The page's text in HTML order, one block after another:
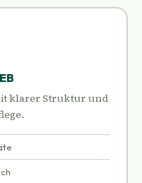
klarer Struktur und